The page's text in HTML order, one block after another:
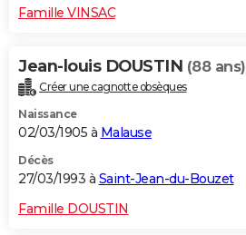
Famille VINSAC
Jean-louis DOUSTIN (88 ans)
Créer une cagnotte obsèques
Naissance
02/03/1905 à Malause
Décès
27/03/1993 à Saint-Jean-du-Bouzet
Famille DOUSTIN